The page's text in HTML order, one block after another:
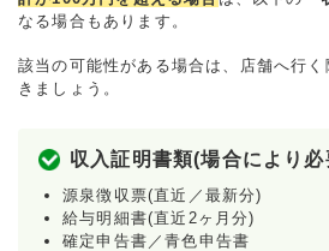
なる場合もあります。
該当の可能性がある場合は、店舗へ行
きましょう。
収入証明書類(場合により必
源泉徴収票(直近／最新分)
給与明細書(直近2ヶ月分)
確定申告書／青色申告書